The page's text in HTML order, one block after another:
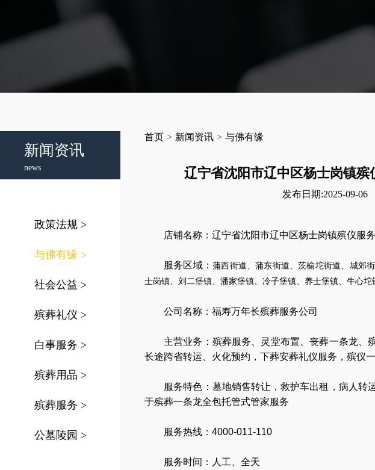
新闻资讯
news
政策法规 >
与佛有缘 >
社会公益 >
殡葬礼仪 >
白事服务 >
殡葬用品 >
殡葬服务 >
公墓陵园 >
首页 > 新闻资讯 > 与佛有缘
辽宁省沈阳市辽中区杨士岗镇
发布日期:2025-09-06
店铺名称：辽宁省沈阳市辽中区杨士岗镇殡仪服
服务区域：蒲西街道、蒲东街道、茨榆坨街道、城郊
士岗镇、刘二堡镇、潘家堡镇、冷子堡镇、养士堡镇、牛心
公司名称： 福寿万年长殡葬服务公司
主营业务： 殡葬服务 灵堂布置 、丧葬一条龙 、
长途跨省转运
火化预约 ， 下葬安葬礼仪服务 ， 殡仪
服务特色： 墓地销售转让 ， 救护车出租 ， 病人转
于殡葬一条龙全包托管式管家服务
服务热线：4000-011-110
服务时间：人工、全天